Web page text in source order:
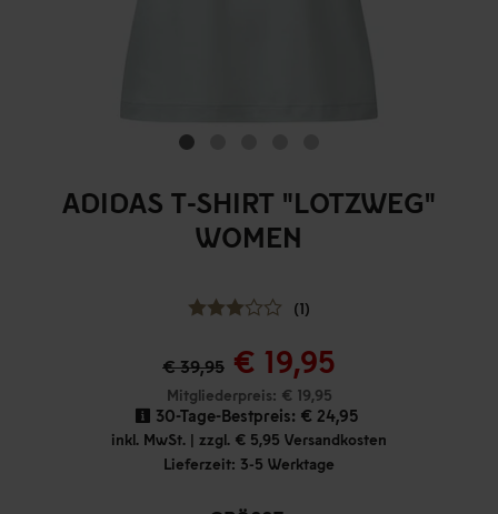
ADIDAS T-SHIRT "LOTZWEG"
WOMEN
(1)
€ 39,95 € 19,95
Mitgliederpreis: € 19,95
30-Tage-Bestpreis: € 24,95
inkl. MwSt. | zzgl. € 5,95 Versandkosten
Lieferzeit: 3-5 Werktage